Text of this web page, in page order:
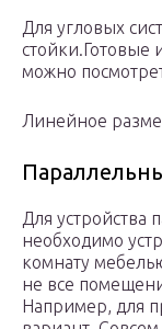
Для угловых
стойки.Готовые
можно
Линейное
Для устройства
необходимо
комнату
не все
Например, для